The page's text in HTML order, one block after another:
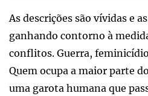
As descrições são vívidas e
ganhando contorno à
conflitos. Guerra,
Quem ocupa a maior parte
uma garota humana que